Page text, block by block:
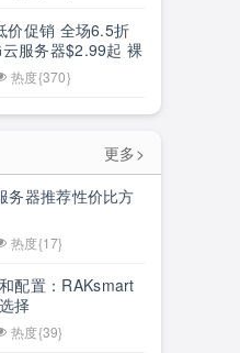
价促销 全场6.5折
服务器$2.99起 裸
热度{370}
更多>
务器推荐性价比方
热度{17}
配置：RAKsmart
择
热度{39}